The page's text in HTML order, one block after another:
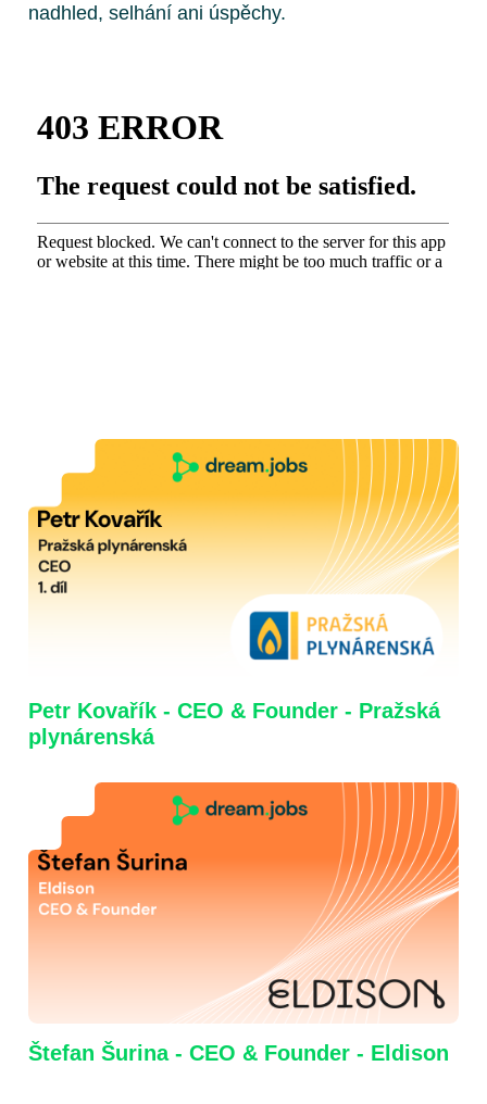
nadhled, selhání ani úspěchy.
Petr Kovařík - CEO & Founder - Pražská
plynárenská
Štefan Šurina - CEO & Founder - Eldison